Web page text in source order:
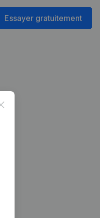
Essayer gratuitement
Close